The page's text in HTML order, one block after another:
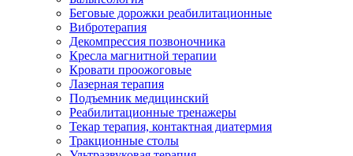
Беговые дорожки реабилитационные
Вибротерапия
Декомпрессия позвоночника
Кресла магнитной терапии
Кровати проожоговые
Лазерная терапия
Подъемник медицинский
Реабилитационные тренажеры
Текар терапия, контактная диатермия
Тракционные столы